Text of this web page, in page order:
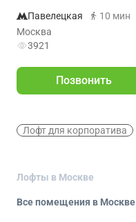
Павелецкая
10 мин
Москва
3921
Позвонить
Лофт для корпоратива
Лофты в Москве
Все помещения в Москве